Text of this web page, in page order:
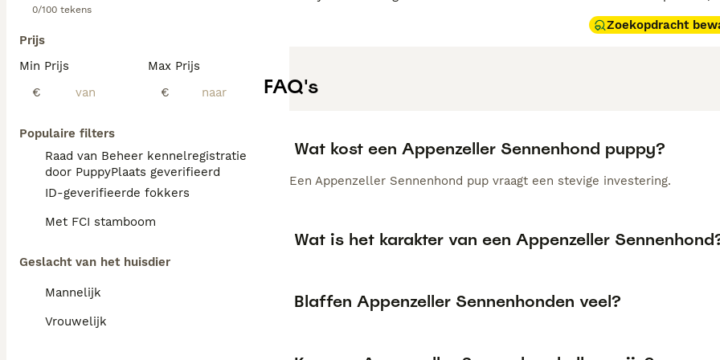
0/100 tekens
Prijs
Min Prijs
€
Max Prijs
€
Populaire filters
Raad van Beheer kennelregistratie
door PuppyPlaats geverifieerd
ID-geverifieerde fokkers
Met FCI stamboom
Geslacht van het huisdier
Mannelijk
Vrouwelijk
Zoekopdracht
FAQ's
Wat kost een Appenzeller Sennenhond puppy?
Een Appenzeller Sennenhond pup vraagt een stevige investering.
Wat is het karakter van een Appenzeller
Blaffen Appenzeller Sennenhonden veel?